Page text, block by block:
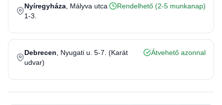
Nyíregyháza , Mályva utca
1-3.
Rendelhető (2-5 munkanap)
Debrecen , Nyugati u. 5-7. (Karát
udvar)
Átvehető azonnal